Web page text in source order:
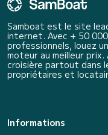
Samboat est le site
internet. Avec + 50
professionnels, louez
moteur au meilleur
croisière partout dans
propriétaires et
Informations